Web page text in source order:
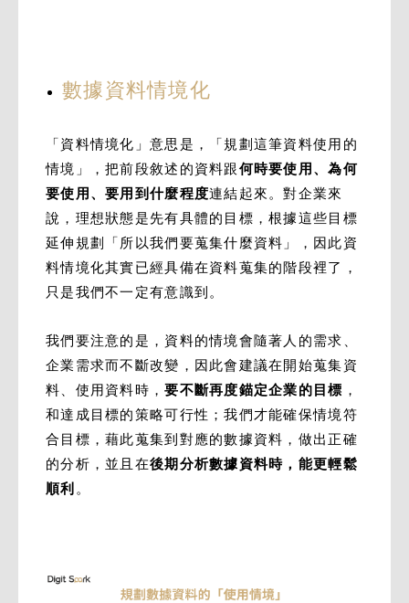
數據資料情境化
「資料情境化」意思是，「規劃這筆資料使用的
情境」，把前段敘述的資料跟何時要使用、為何
要使用、要用到什麼程度連結起來。對企業來
說，理想狀態是先有具體的目標，根據這些目標
延伸規劃「所以我們要蒐集什麼資料」，因此資
料情境化其實已經具備在資料蒐集的階段裡了，
只是我們不一定有意識到。
我們要注意的是，資料的情境會隨著人的需求、
企業需求而不斷改變，因此會建議在開始蒐集資
料、使用資料時，要不斷再度錨定企業的目標 ，
和達成目標的策略可行性；我們才能確保情境符
合目標，藉此蒐集到對應的數據資料，做出正確
的分析，並且在後期分析數據資料時，能更輕鬆
順利 。